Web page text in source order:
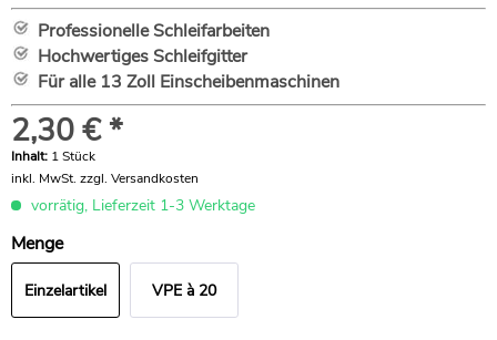
Professionelle Schleifarbeiten
Hochwertiges Schleifgitter
Für alle 13 Zoll Einscheibenmaschinen
2,30 € *
Inhalt: 1 Stück
inkl. MwSt. zzgl. Versandkosten
vorrätig, Lieferzeit 1-3 Werktage
Menge
Einzelartikel VPE à 20